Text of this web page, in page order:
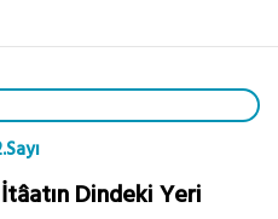
Dindeki Yeri